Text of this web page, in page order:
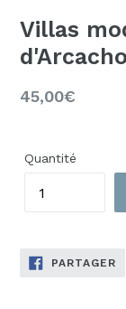
Villas
régulier
45,00€
Quantité
PARTAGER